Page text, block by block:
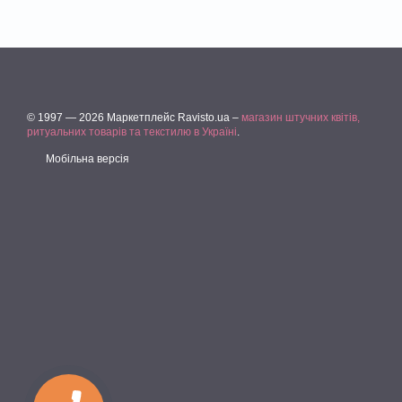
© 1997 — 2026 Маркетплейс Ravisto.ua – магазин штучних квітів,
ритуальних товарів та текстилю в Україні.
Мобільна версія